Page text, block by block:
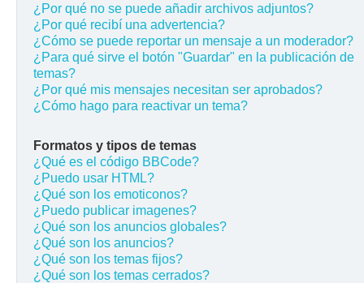
¿Por qué no se puede añadir archivos adjuntos?
¿Por qué recibí una advertencia?
¿Cómo se puede reportar un mensaje a un moderador?
¿Para qué sirve el botón "Guardar" en la publicación de
temas?
¿Por qué mis mensajes necesitan ser aprobados?
¿Cómo hago para reactivar un tema?
Formatos y tipos de temas
¿Qué es el código BBCode?
¿Puedo usar HTML?
¿Qué son los emoticonos?
¿Puedo publicar imagenes?
¿Qué son los anuncios globales?
¿Qué son los anuncios?
¿Qué son los temas fijos?
¿Qué son los temas cerrados?